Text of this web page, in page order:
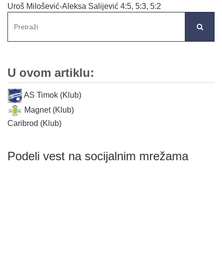
Uroš Milošević-Aleksa Salijević 4:5, 5:3, 5:2
U ovom artiklu:
AS Timok (Klub)
Magnet (Klub)
Caribrod (Klub)
Podeli vest na socijalnim mrežama